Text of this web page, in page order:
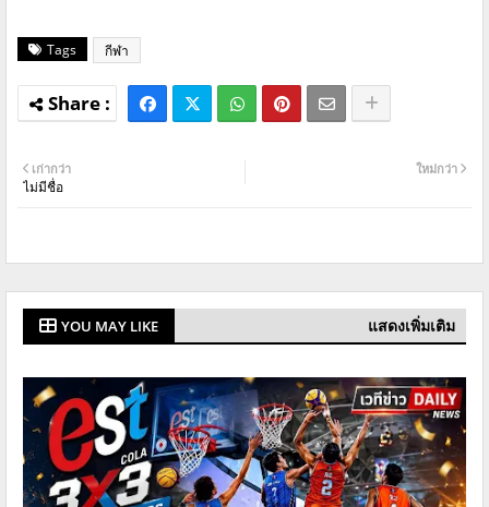
Tags กีฬา
ใหม่กว่า
เก่ากว่า
ไม่มีชื่อ
YOU MAY LIKE แสดงเพิ่มเติม